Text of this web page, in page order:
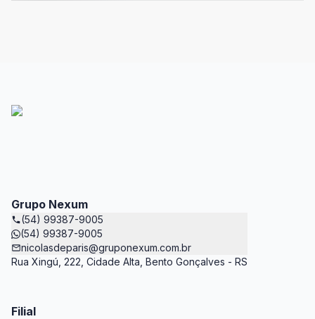
Grupo Nexum
(54) 99387-9005
(54) 99387-9005
nicolasdeparis@gruponexum.com.br
Rua Xingú, 222, Cidade Alta, Bento Gonçalves - RS
Filial